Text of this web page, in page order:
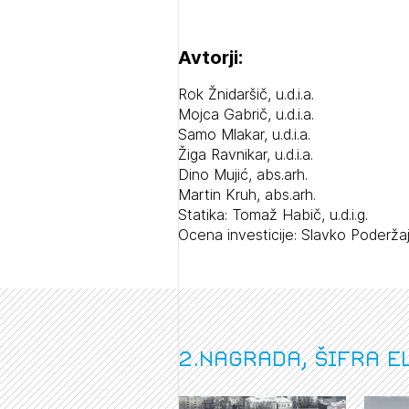
1/
1/
Avtorji:
Rok Žnidaršič, u.d.i.a.
Mojca Gabrič, u.d.i.a.
Samo Mlakar, u.d.i.a.
Žiga Ravnikar, u.d.i.a.
Dino Mujić, abs.arh.
Martin Kruh, abs.arh.
Statika: Tomaž Habič, u.d.i.g.
Ocena investicije: Slavko
2.nagrada, šifra
1/